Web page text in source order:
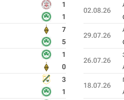
1
1
7
5
1
0
3
1
02.08.26
29.07.26
26.07.26
18.07.26